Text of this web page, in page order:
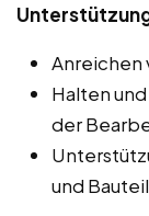
Anreichen
Halten
der
und